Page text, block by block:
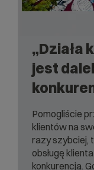
„Działa
jest
Pomogliście
klientów na
razy szybciej,
obsługę
konkurencją.